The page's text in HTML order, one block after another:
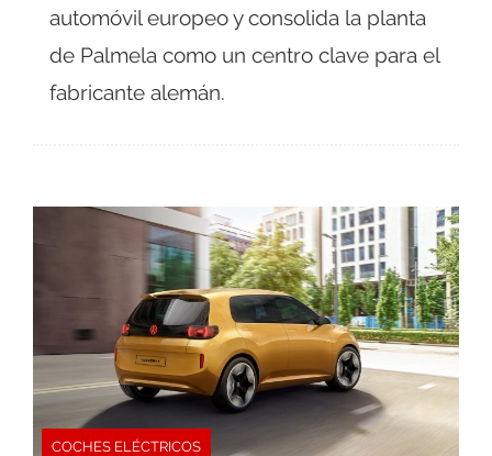
automóvil europeo y consolida la planta
de Palmela como un centro clave para el
fabricante alemán.
COCHES ELÉCTRICOS